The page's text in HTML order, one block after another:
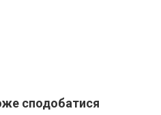
сподобатися